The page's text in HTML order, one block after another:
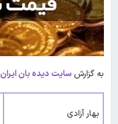
به گزارشسایت دیده بان ایران
بهار آزادی